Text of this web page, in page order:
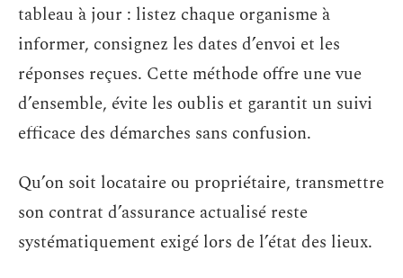
tableau à jour : listez chaque organisme à
informer, consignez les dates d’envoi et les
réponses reçues. Cette méthode offre une vue
d’ensemble, évite les oublis et garantit un suivi
efficace des démarches sans confusion.
Qu’on soit locataire ou propriétaire, transmettre
son contrat d’assurance actualisé reste
systématiquement exigé lors de l’état des lieux.